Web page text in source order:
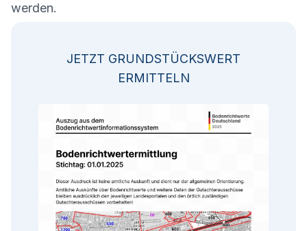
werden.
JETZT GRUNDSTÜCKSWERT
ERMITTELN